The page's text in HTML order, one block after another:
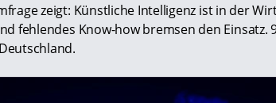
zeigt: Künstliche Intelligenz ist in der
fehlendes Know-how bremsen den Einsatz.